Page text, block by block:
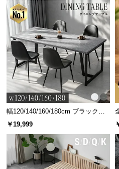
3パターンの点灯モード
点灯モードは4灯点灯・2灯
ターンで切り替えることが
幅120/140/160/180cm ブラックフ
レーム ダイニング 大理石調 4人掛
￥19,999